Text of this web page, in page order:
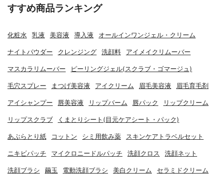
すすめ商品ランキング
化粧水 乳液 美容液 導入液 オールインワンジェル・クリーム
ナイトパウダー クレンジング 洗顔料 アイメイクリムーバー
マスカラリムーバー ピーリングジェル(スクラブ・ゴマージュ)
毛穴スプレー まつげ美容液 アイクリーム 眉毛美容液 眉毛育毛剤
アイシャンプー 唇美容液 リップバーム 唇パック リップクリーム
リップスクラブ くまとりシート(目元ケアシート・パック)
あぶらとり紙 コットン シミ用飲み薬 スキンケアトラベルセット
ニキビパッチ マイクロニードルパッチ 洗顔クロス 洗顔ネット
洗顔ブラシ 繭玉 電動洗顔ブラシ 美白クリーム セラミドクリーム